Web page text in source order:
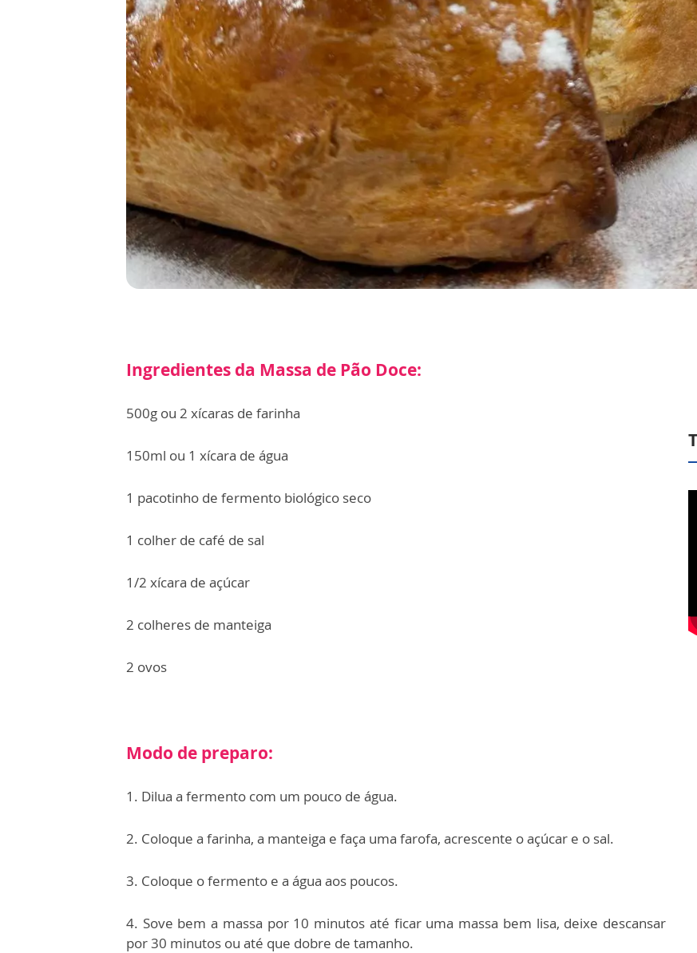
Ingredientes da Massa de Pão Doce:
500g ou 2 xícaras de farinha
150ml ou 1 xícara de água
1 pacotinho de fermento biológico seco
1 colher de café de sal
1/2 xícara de açúcar
2 colheres de manteiga
2 ovos
Modo de preparo:
1. Dilua a fermento com um pouco de água.
2. ⁠Coloque a farinha, a manteiga e faça uma farofa, acrescente o açúcar e o sal.
3. ⁠Coloque o fermento e a água aos poucos.
4. ⁠Sove bem a massa por 10 minutos até ficar uma massa bem lisa, deixe descansar
por 30 minutos ou até que dobre de tamanho.